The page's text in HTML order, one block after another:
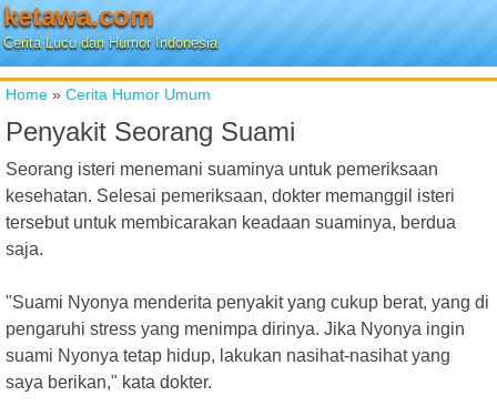
ketawa.com
Cerita Lucu dan Humor Indonesia
Home » Cerita Humor Umum
Penyakit Seorang Suami
Seorang isteri menemani suaminya untuk pemeriksaan
kesehatan. Selesai pemeriksaan, dokter memanggil isteri
tersebut untuk membicarakan keadaan suaminya, berdua
saja.
"Suami Nyonya menderita penyakit yang cukup berat, yang di
pengaruhi stress yang menimpa dirinya. Jika Nyonya ingin
suami Nyonya tetap hidup, lakukan nasihat-nasihat yang
saya berikan," kata dokter.